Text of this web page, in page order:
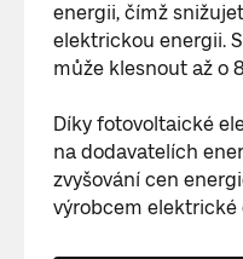
energii, čímž
elektrickou energii.
může klesnout až o
Díky fotovoltaické
na dodavatelích
zvyšování cen
výrobcem elektrické